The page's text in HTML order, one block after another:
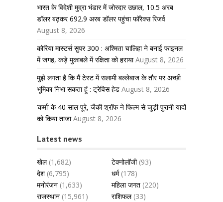
भारत के विदेशी मुद्रा भंडार में जोरदार उछाल, 10.5 अरब
डॉलर बढ़कर 692.9 अरब डॉलर पहुंचा फॉरेक्स रिजर्व
August 8, 2026
कोरिया मास्टर्स सुपर 300 : अश्मिता चालिहा ने बनाई फाइनल
में जगह, कड़े मुकाबले में रक्षिता को हराया August 8, 2026
मुझे लगता है कि मैं टेस्ट में सलामी बल्लेबाज के तौर पर अच्छी
भूमिका निभा सकता हूं : ट्रेविस हेड August 8, 2026
‘कर्मा’ के 40 साल पूरे, जैकी श्रॉफ ने फिल्म से जुड़ी पुरानी यादों
को किया ताजा August 8, 2026
Latest news
खेल(1,682) टेक्नोलॉजी(93)
देश(6,795) धर्म(178)
मनोरंजन (1,633) महिला जगत (220)
राजस्थान (15,961) राशिफल(33)